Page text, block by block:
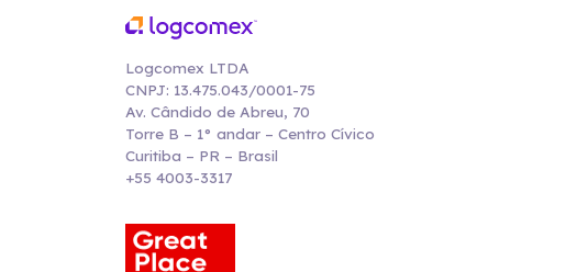
Logcomex LTDA
CNPJ: 13.475.043/0001-75
Av. Cândido de Abreu, 70
Torre B – 1° andar – Centro Cívico
Curitiba – PR – Brasil
+55 4003-3317